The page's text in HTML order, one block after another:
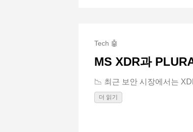
Tech 🤖
MS XDR과
📉 최근 보안 시장에서는
더 읽기